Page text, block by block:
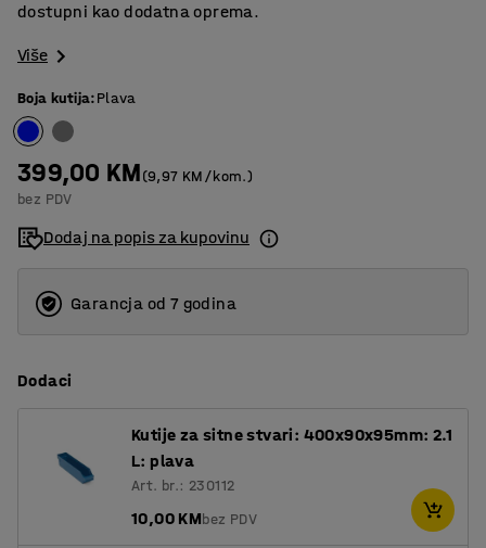
dostupni kao dodatna oprema.
Više
Boja kutija:Plava
399,00 KM(9,97 KM/kom.)
bez PDV
Dodaj na popis za kupovinu
Garancja od 7 godina
Dodaci
Kutije za sitne stvari: 400x90x95mm: 2.1
L: plava
Art. br.: 230112
10,00 KMbez PDV